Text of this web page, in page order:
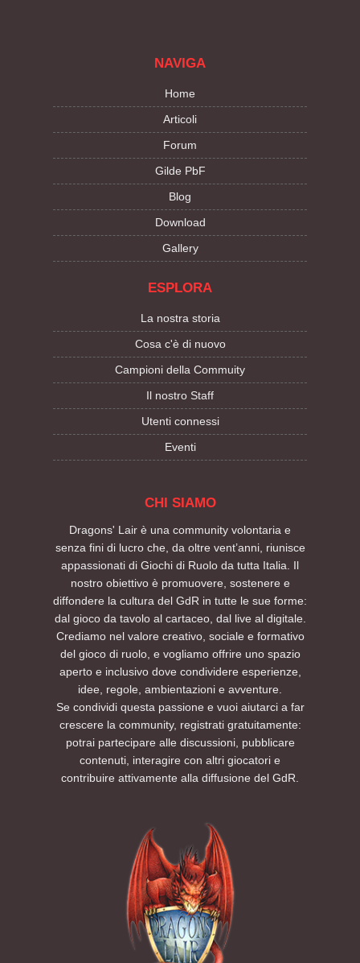
NAVIGA
Home
Articoli
Forum
Gilde PbF
Blog
Download
Gallery
ESPLORA
La nostra storia
Cosa c'è di nuovo
Campioni della Commuity
Il nostro Staff
Utenti connessi
Eventi
CHI SIAMO
Dragons' Lair è una community volontaria e
senza fini di lucro che, da oltre vent’anni, riunisce
appassionati di Giochi di Ruolo da tutta Italia. Il
nostro obiettivo è promuovere, sostenere e
diffondere la cultura del GdR in tutte le sue forme:
dal gioco da tavolo al cartaceo, dal live al digitale.
Crediamo nel valore creativo, sociale e formativo
del gioco di ruolo, e vogliamo offrire uno spazio
aperto e inclusivo dove condividere esperienze,
idee, regole, ambientazioni e avventure.
Se condividi questa passione e vuoi aiutarci a far
crescere la community, registrati gratuitamente:
potrai partecipare alle discussioni, pubblicare
contenuti, interagire con altri giocatori e
contribuire attivamente alla diffusione del GdR.